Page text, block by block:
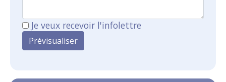
Je veux recevoir l'infolettre